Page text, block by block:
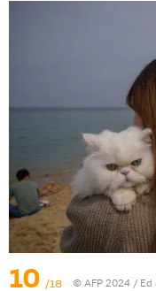
10 /18 © AFP 2024 / Ed